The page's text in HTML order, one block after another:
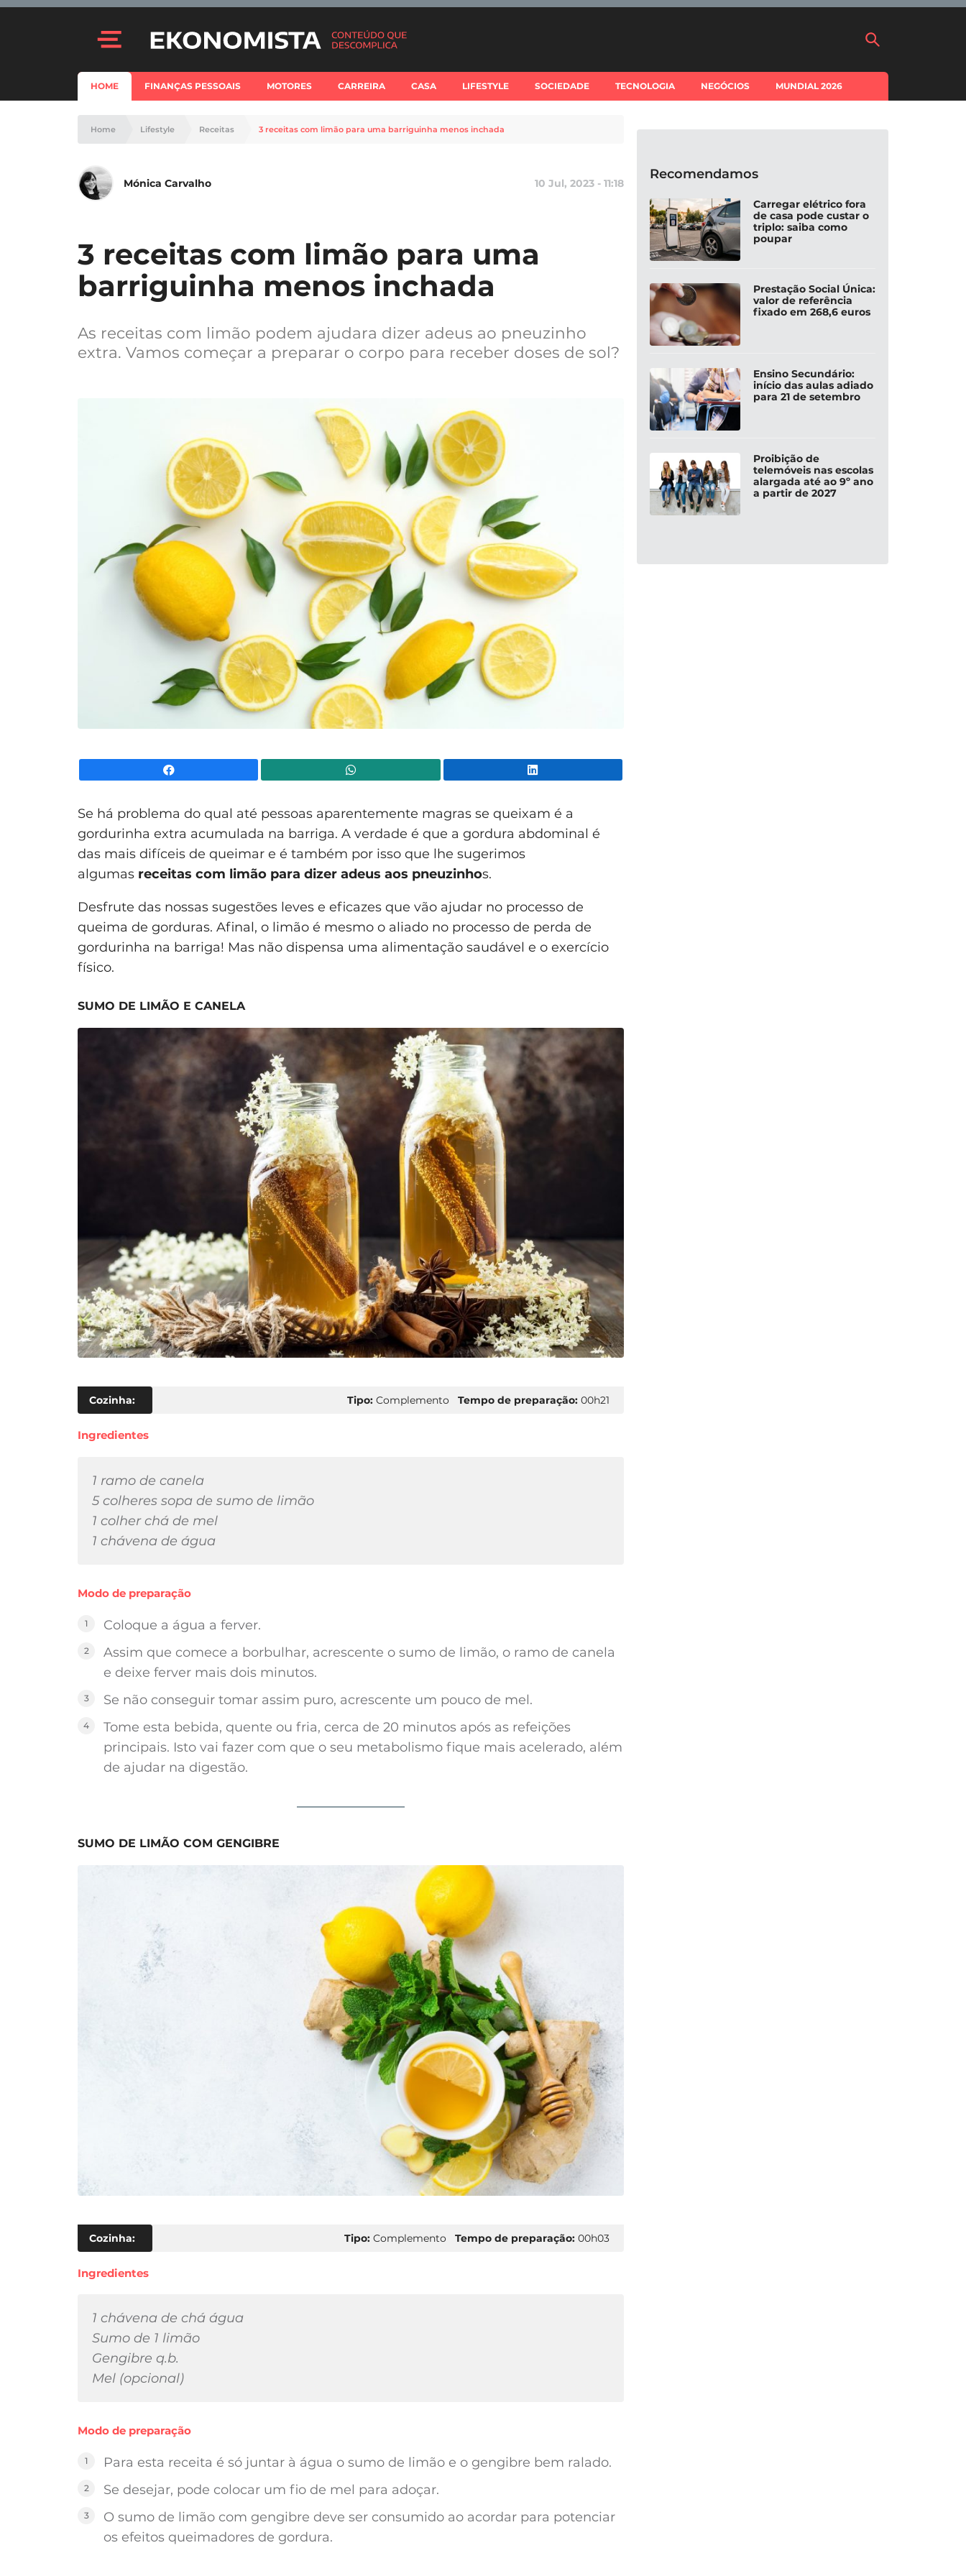
HOME FINANÇAS PESSOAIS MOTORES CARREIRA CASA LIFESTYLE SOCIEDADE TECNOLOGIA NEGÓCIOS MUNDIAL 2026
Home Lifestyle Receitas 3 receitas com limão para uma barriguinha menos inchada
Mónica Carvalho 10 Jul, 2023 - 11:18
3 receitas com limão para uma
barriguinha menos inchada
As receitas com limão podem ajudara dizer adeus ao pneuzinho
extra. Vamos começar a preparar o corpo para receber doses de sol?
Se há problema do qual até pessoas aparentemente magras se queixam é a
gordurinha extra acumulada na barriga. A verdade é que a gordura abdominal é
das mais difíceis de queimar e é também por isso que lhe sugerimos
algumas receitas com limão para dizer adeus aos pneuzinhos.
Desfrute das nossas sugestões leves e eficazes que vão ajudar no processo de
queima de gorduras. Afinal, o limão é mesmo o aliado no processo de perda de
gordurinha na barriga! Mas não dispensa uma alimentação saudável e o exercício
físico.
SUMO DE LIMÃO E CANELA
Cozinha: Tipo: Complemento Tempo de preparação: 00h21
Ingredientes
1 ramo de canela
5 colheres sopa de sumo de limão
1 colher chá de mel
1 chávena de água
Modo de preparação
Coloque a água a ferver.
Assim que comece a borbulhar, acrescente o sumo de limão, o ramo de canela
e deixe ferver mais dois minutos.
Se não conseguir tomar assim puro, acrescente um pouco de mel.
Tome esta bebida, quente ou fria, cerca de 20 minutos após as refeições
principais. Isto vai fazer com que o seu metabolismo fique mais acelerado, além
de ajudar na digestão.
SUMO DE LIMÃO COM GENGIBRE
Cozinha: Tipo: Complemento Tempo de preparação: 00h03
Ingredientes
1 chávena de chá água
Sumo de 1 limão
Gengibre q.b.
Mel (opcional)
Modo de preparação
Para esta receita é só juntar à água o sumo de limão e o gengibre bem ralado.
Se desejar, pode colocar um fio de mel para adoçar.
O sumo de limão com gengibre deve ser consumido ao acordar para potenciar
os efeitos queimadores de gordura.
Recomendamos
Carregar elétrico fora
de casa pode custar o
triplo: saiba como
poupar
Prestação Social Única:
valor de referência
fixado em 268,6 euros
Ensino Secundário:
início das aulas adiado
para 21 de setembro
Proibição de
telemóveis nas escolas
alargada até ao 9º ano
a partir de 2027